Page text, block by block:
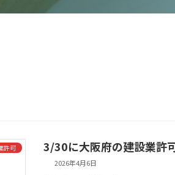
許可 3/30に大阪府の建設業許
2026年4月6日